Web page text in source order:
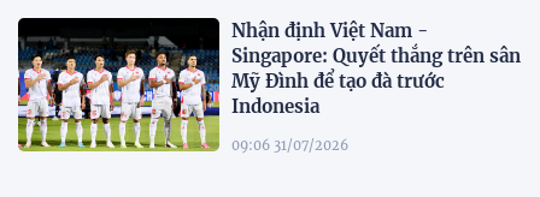
Nhận định Việt Nam -
Singapore: Quyết thắng trên sân
Mỹ Đình để tạo đà trước
Indonesia
09:06 31/07/2026